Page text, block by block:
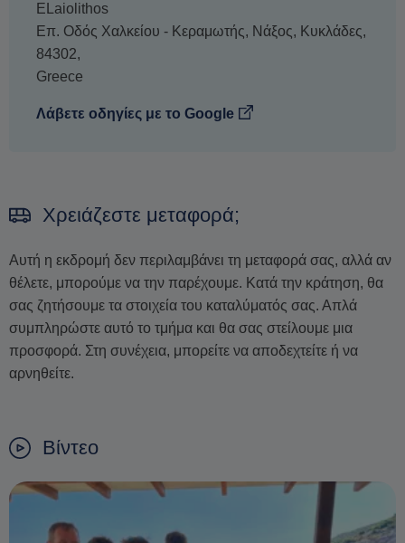
ELaiolithos
Επ. Οδός Χαλκείου - Κεραμωτής, Νάξος, Κυκλάδες,
84302,
Greece
Λάβετε οδηγίες με το Google
Χρειάζεστε μεταφορά;
Αυτή η εκδρομή δεν περιλαμβάνει τη μεταφορά σας, αλλά αν
θέλετε, μπορούμε να την παρέχουμε. Κατά την κράτηση, θα
σας ζητήσουμε τα στοιχεία του καταλύματός σας. Απλά
συμπληρώστε αυτό το τμήμα και θα σας στείλουμε μια
προσφορά. Στη συνέχεια, μπορείτε να αποδεχτείτε ή να
αρνηθείτε.
Βίντεο